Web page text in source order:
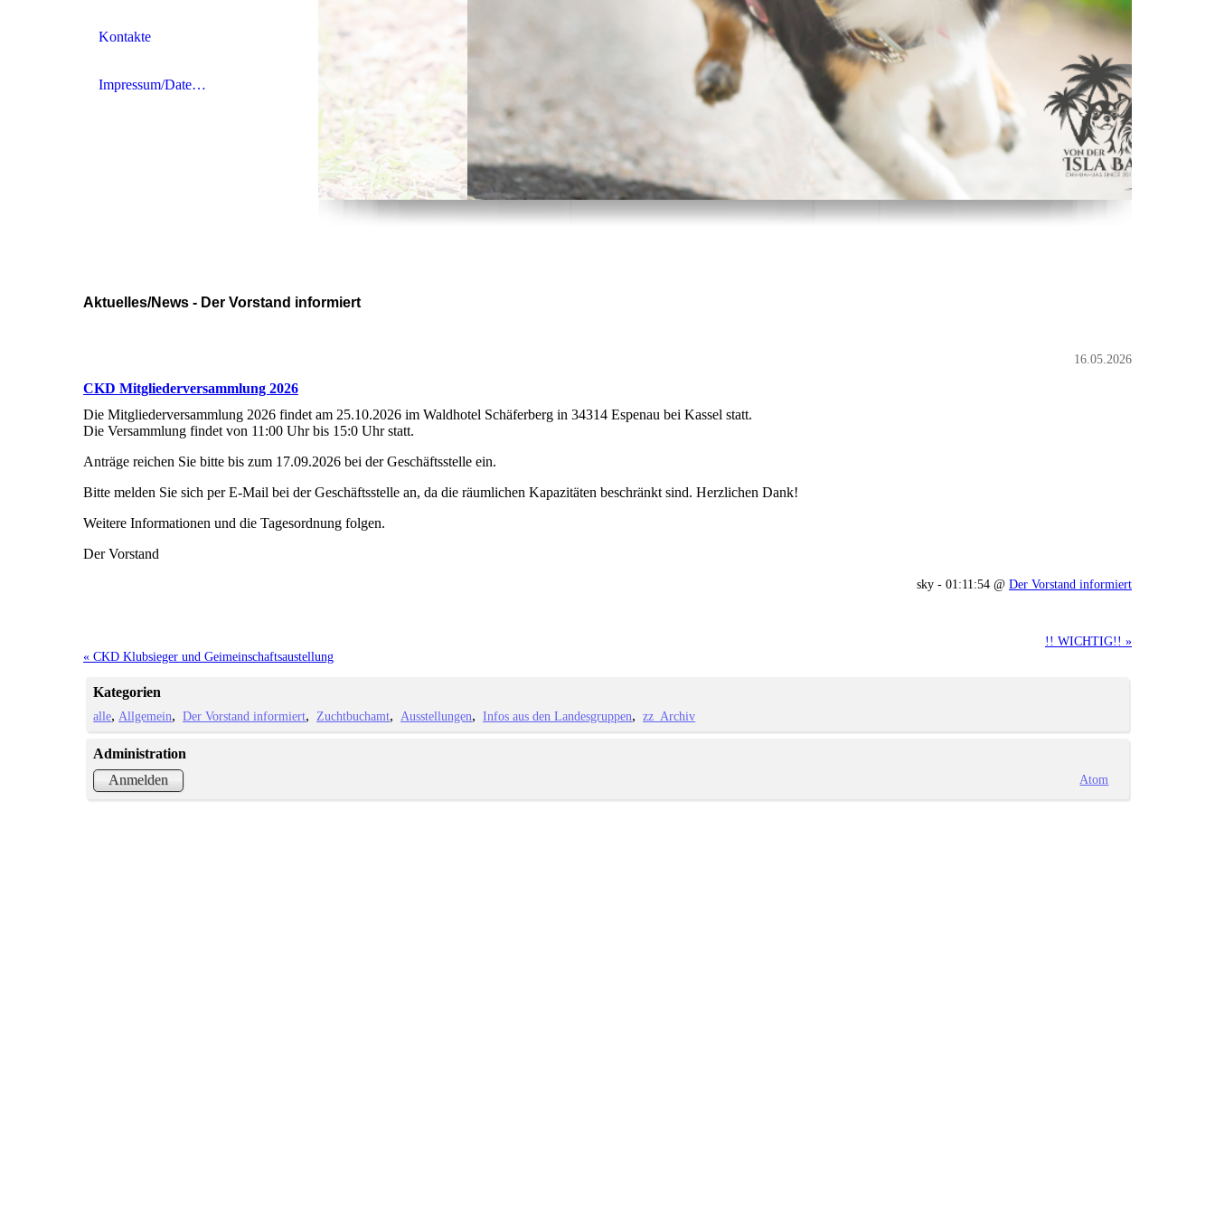
Kontakte
Impressum/Datenschutz
Aktuelles/News - Der Vorstand informiert
16.05.2026
CKD Mitgliederversammlung 2026
Die Mitgliederversammlung 2026 findet am 25.10.2026 im Waldhotel Schäferberg in 34314 Espenau bei Kassel statt.
Die Versammlung findet von 11:00 Uhr bis 15:0 Uhr statt.
Anträge reichen Sie bitte bis zum 17.09.2026 bei der Geschäftsstelle ein.
Bitte melden Sie sich per E-Mail bei der Geschäftsstelle an, da die räumlichen Kapazitäten beschränkt sind. Herzlichen Dank!
Weitere Informationen und die Tagesordnung folgen.
Der Vorstand
sky - 01:11:54 @ Der Vorstand informiert
!! WICHTIG!! »
« CKD Klubsieger und Geimeinschaftsaustellung
Kategorien
alle Allgemein Der Vorstand informiert Zuchtbuchamt Ausstellungen Infos aus den Landesgruppen zz_Archiv
Administration
Anmelden
Atom